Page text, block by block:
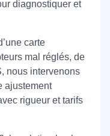
diagnostiquer et
carte
mal réglés, de
nous intervenons
ajustement
rigueur et tarifs